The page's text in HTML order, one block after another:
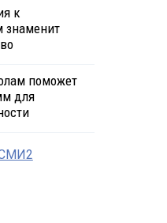
к
знаменит
поможет
для